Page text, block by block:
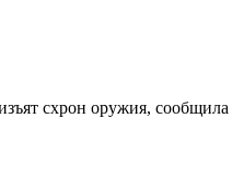
схрон оружия, сообщила